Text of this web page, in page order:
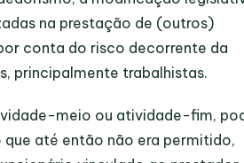
na prestação de (outros)
conta do risco decorrente da
principalmente trabalhistas.
meio ou atividade-fim,
até então não era permitido,